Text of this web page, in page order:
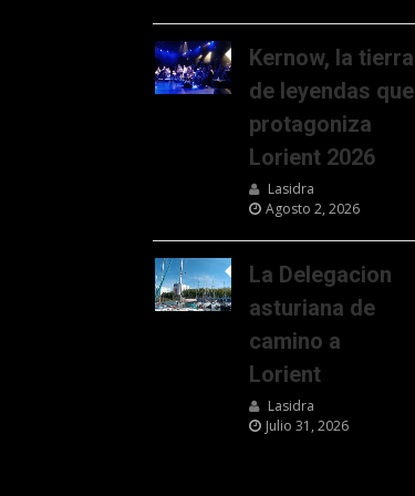
Kernow, la tierra
de leyendas que
protagoniza
Lorient 2026
Lasidra
Agosto 2, 2026
La Delegacion
asturiana de
camino a
Lorient
Lasidra
Julio 31, 2026